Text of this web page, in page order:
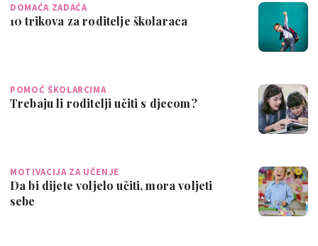
DOMAĆA ZADAĆA
10 trikova za roditelje školaraca
POMOĆ ŠKOLARCIMA
Trebaju li roditelji učiti s djecom?
MOTIVACIJA ZA UČENJE
Da bi dijete voljelo učiti, mora voljeti
sebe